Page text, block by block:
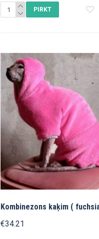
PIRKT
Kombinezons kaķim (
€34.21